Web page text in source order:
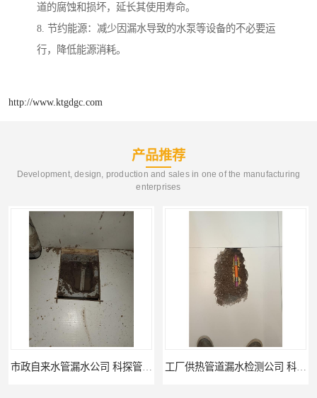
道的腐蚀和损坏，延长其使用寿命。
8. 节约能源：减少因漏水导致的水泵等设备的不必要运
行，降低能源消耗。
http://www.ktgdgc.com
产品推荐
Development, design, production and sales in one of the manufacturing
enterprises
公司仪器测漏电话 科探管道工程